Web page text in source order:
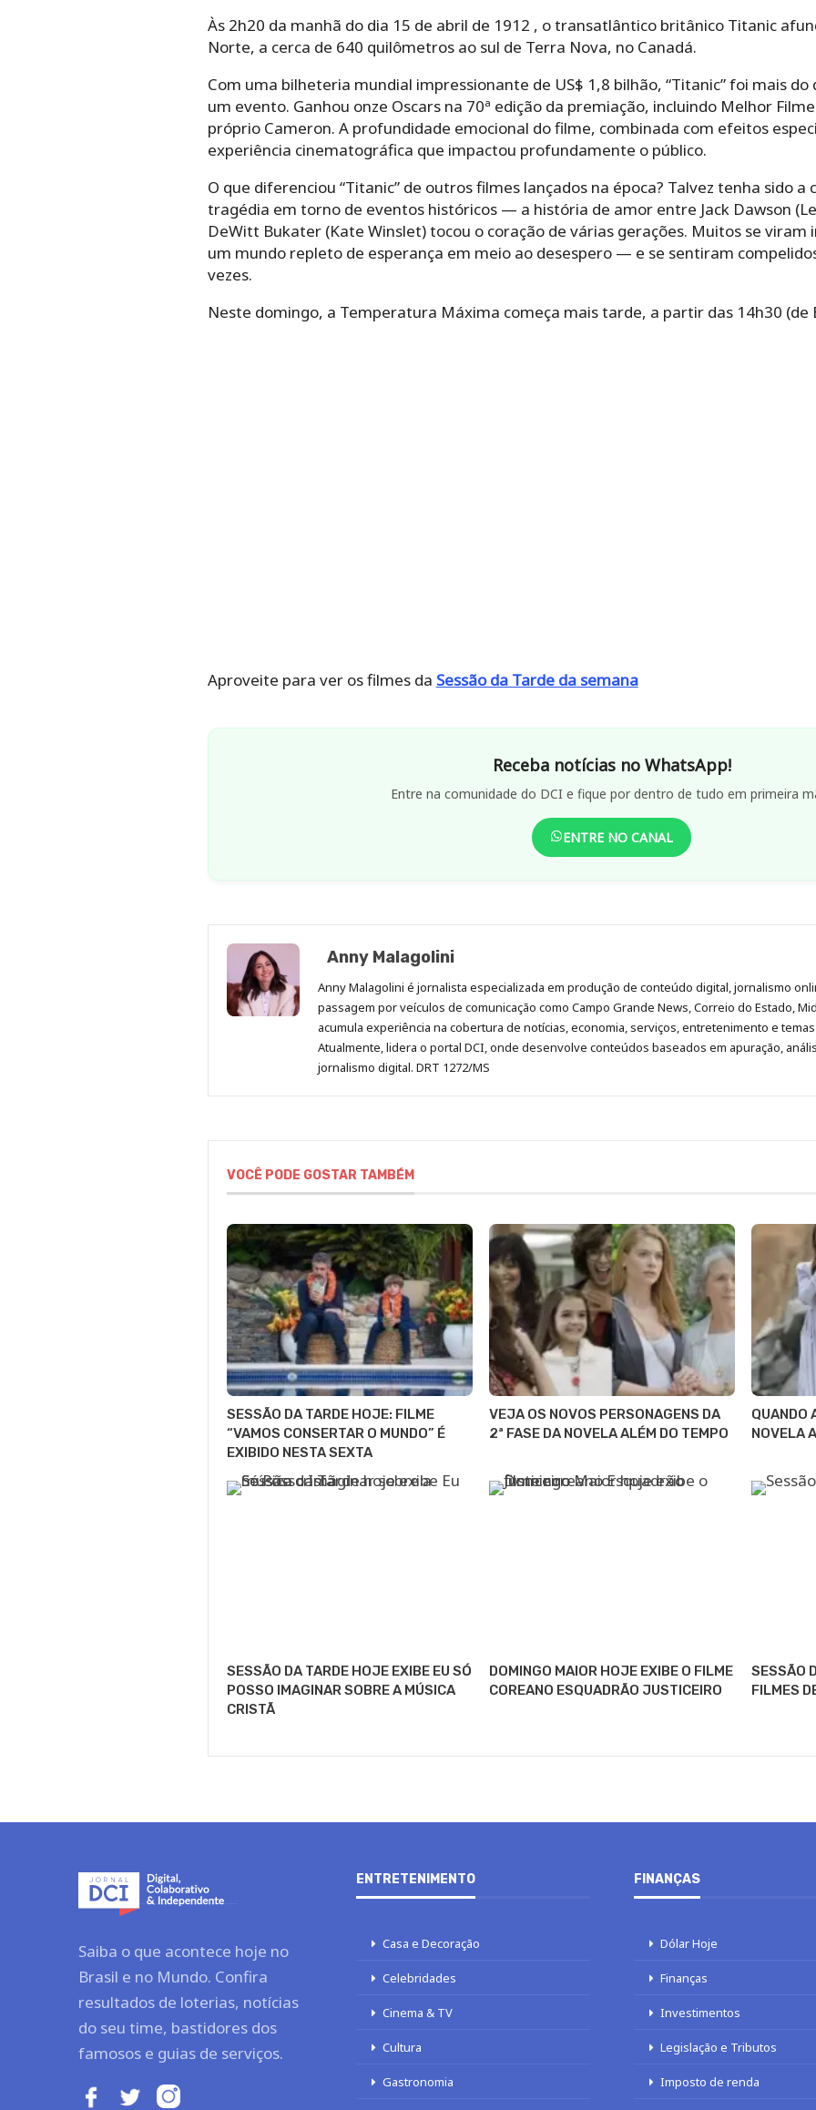
Às 2h20 da manhã do dia 15 de abril de 1912 , o transatlântico britânico Titanic
Norte, a cerca de 640 quilômetros ao sul de Terra Nova, no Canadá.
Com uma bilheteria mundial impressionante de US$ 1,8 bilhão, “Titanic” foi mais
um evento. Ganhou onze Oscars na 70ª edição da premiação, incluindo Melhor
próprio Cameron. A profundidade emocional do filme, combinada com efeitos
experiência cinematográfica que impactou profundamente o público.
O que diferenciou “Titanic” de outros filmes lançados na época? Talvez tenha sido
tragédia em torno de eventos históricos — a história de amor entre Jack Dawson
DeWitt Bukater (Kate Winslet) tocou o coração de várias gerações. Muitos se
um mundo repleto de esperança em meio ao desespero — e se sentiram
vezes.
Neste domingo, a Temperatura Máxima começa mais tarde, a partir das 14h30 (de
Aproveite para ver os filmes da Sessão da Tarde da semana
Receba notícias no WhatsApp!
Entre na comunidade do DCI e fique por dentro de tudo em primeira
ENTRE NO CANAL
Anny Malagolini
Anny Malagolini é jornalista especializada em produção de conteúdo digital, jornalismo
passagem por veículos de comunicação como Campo Grande News, Correio do Estado,
acumula experiência na cobertura de notícias, economia, serviços, entretenimento e
Atualmente, lidera o portal DCI, onde desenvolve conteúdos baseados em apuração,
jornalismo digital. DRT 1272/MS
VOCÊ PODE GOSTAR TAMBÉM
SESSÃO DA TARDE HOJE: FILME
“VAMOS CONSERTAR O MUNDO” É
EXIBIDO NESTA SEXTA
VEJA OS NOVOS PERSONAGENS DA
2ª FASE DA NOVELA ALÉM DO TEMPO
QUANDO
NOVELA
SESSÃO DA TARDE HOJE EXIBE EU SÓ
POSSO IMAGINAR SOBRE A MÚSICA
CRISTÃ
DOMINGO MAIOR HOJE EXIBE O FILME
COREANO ESQUADRÃO JUSTICEIRO
SESSÃO
FILMES
Saiba o que acontece hoje no
Brasil e no Mundo. Confira
resultados de loterias, notícias
do seu time, bastidores dos
famosos e guias de serviços.
ENTRETENIMENTO
Casa e Decoração
Celebridades
Cinema & TV
Cultura
Gastronomia
FINANÇAS
Dólar Hoje
Finanças
Investimentos
Legislação e Tributos
Imposto de renda